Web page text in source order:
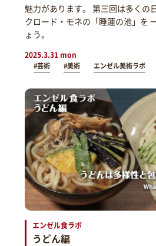
魅力があります。 第三回は多くの
クロード・モネの「睡蓮の池」を
ょう。
2025.3.31 mon
#芸術 #美術 エンゼル美術ラボ
エンゼル食ラボ
うどん編